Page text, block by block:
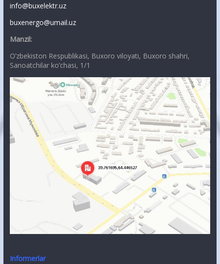
info@buxelektr.uz
buxenergo@umail.uz
Manzil:
O’zbekiston Respublikasi, Buxoro viloyati, Buxoro shahri,
Sanoatchilar ko’chasi, 1/1
Informerlar